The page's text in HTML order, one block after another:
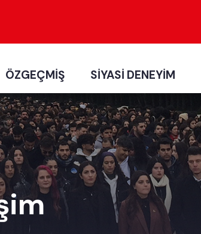
ÖZGEÇMİŞ SİYASİ DENEYİM